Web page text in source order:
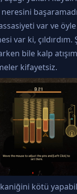
var ve
var ki, çıldırdım.
bile kalp
kifayetsiz.
kötü